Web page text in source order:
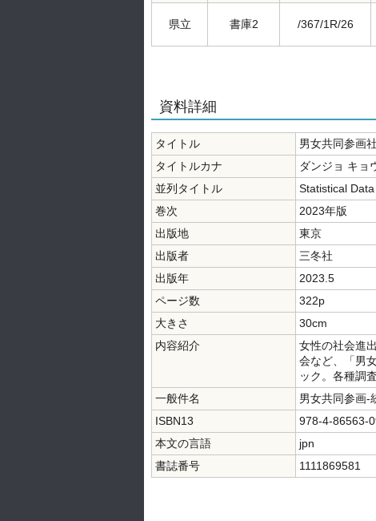
県立 書庫2 /367/1R/26
資料詳細
タイトル
男女共同参画
タイトルカナ
ダンジョ キョ
並列タイトル
Statistical
巻次
2023年版
出版地
東京
出版者
三冬社
出版年
2023.5
ページ数
322p
大きさ
30cm
内容紹介
女性の社会進
会など、「男
ック。各種調
一般件名
男女共同参画-
ISBN13
978-4-86563-
本文の言語
jpn
書誌番号
1111869581